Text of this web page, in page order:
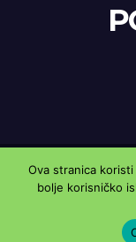
Proudly powered by
Marketing
Ova stranica
bolje korisničko